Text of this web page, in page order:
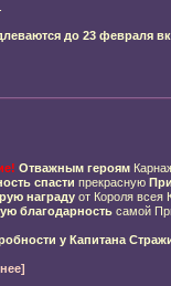
до 23 февраля
Отважным героям
спасти прекрасную
наградуот Короля всея
благодарностьсамой
у Капитана